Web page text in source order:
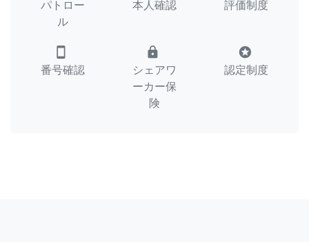
パトロー
ル
本人確認 評価制度
smartphone
番号確認
lock
シェアワ
ーカー保
険
stars
認定制度